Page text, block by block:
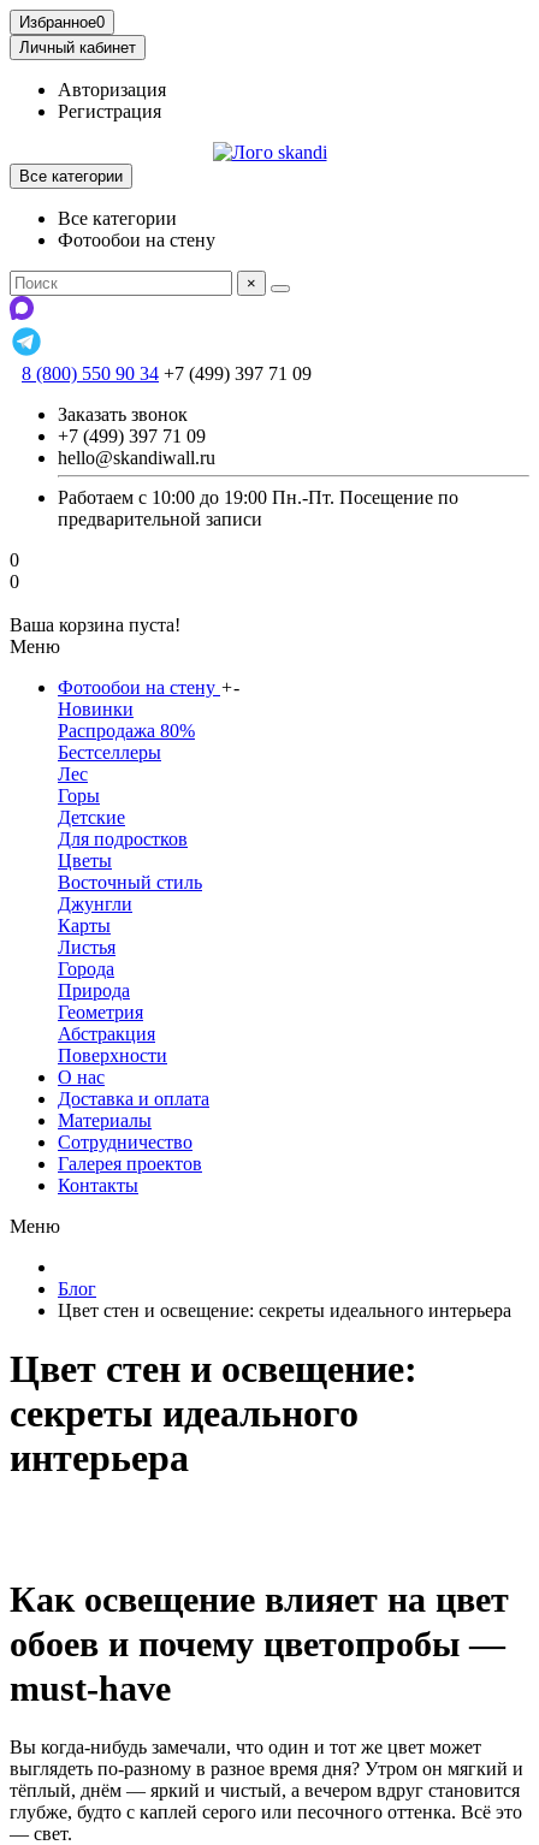
Избранное0
Личный кабинет
Авторизация
Регистрация
Все категории
Все категории
Фотообои на стену
×
8 (800) 550 90 34 +7 (499) 397 71 09
Заказать звонок
+7 (499) 397 71 09
hello@skandiwall.ru
Работаем с 10:00 до 19:00 Пн.-Пт. Посещение по
предварительной записи
0
0
Ваша корзина пуста!
Меню
Фотообои на стену +-
Новинки
Распродажа 80%
Бестселлеры
Лес
Горы
Детские
Для подростков
Цветы
Восточный стиль
Джунгли
Карты
Листья
Города
Природа
Геометрия
Абстракция
Поверхности
О нас
Доставка и оплата
Материалы
Сотрудничество
Галерея проектов
Контакты
Меню
Блог
Цвет стен и освещение: секреты идеального интерьера
Цвет стен и освещение:
секреты идеального
интерьера
Как освещение влияет на цвет
обоев и почему цветопробы —
must-have
Вы когда-нибудь замечали, что один и тот же цвет может
выглядеть по‑разному в разное время дня? Утром он мягкий и
тёплый, днём — яркий и чистый, а вечером вдруг становится
глубже, будто с каплей серого или песочного оттенка. Всё это
— свет.